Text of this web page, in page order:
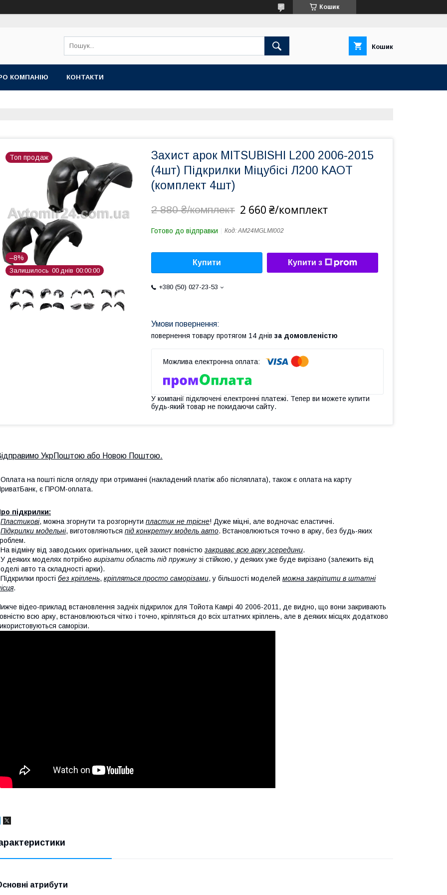
Кошик
Кошик
КОМПАНІЮ КОНТАКТИ
Топ продаж
–8%
Залишилось 00 днів 00 00 00
Захист арок MITSUBISHI L200 2006-2015
(4шт) Підкрилки Міцубісі Л200 KAOT
(комплект 4шт)
2 880 ₴/комплект 2 660 ₴/комплект
Готово до відправки Код:AM24MGLMI002
Купити Купити з
+380 (50) 027-23-53
повернення товару протягом 14 днів за домовленістю
У компанії підключені електронні платежі. Тепер ви можете купити
будь-який товар не покидаючи сайту.
УкрПоштою або Новою Поштою.
на пошті після огляду при отриманні (накладений платіж або післяплата), також є оплата на карту
є ПРОМ-оплата.
підкрилки:
Пластикові, можна згорнути та розгорнути пластик не трісне! Дуже міцні, але водночас еластичні.
Підкрилки модельні, виготовляються під конкретну модель авто. Встановлюються точно в арку, без будь-яких
відміну від заводських оригінальних, цей захист повністю закриває всю арку зсередини.
деяких моделях потрібно вирізати область під пружинузі стійкою, у деяких уже буде вирізано (залежить від
авто та складності арки).
прості без кріплень, кріпляться просто саморізами, у більшості моделей можна закріпити в штатні
.
відео-приклад встановлення задніх підкрилок для Тойота Камрі 40 2006-2011, де видно, що вони закривають
всю арку, встановлюються чітко і точно, кріпляться до всіх штатних кріплень, але в деяких місцях додатково
саморізи.
атрибути